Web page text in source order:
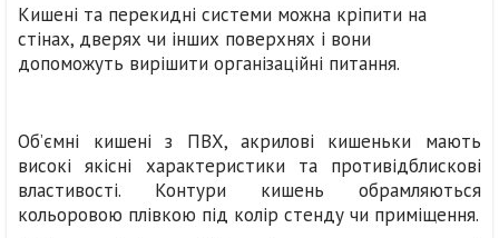
Кишені та перекидні системи можна кріпити на
стінах, дверях чи інших поверхнях і вони
допоможуть вирішити організаційні питання.
Об’ємні кишені з ПВХ, акрилові кишеньки мають
високі якісні характеристики та противідблискові
властивості. Контури кишень обрамляються
кольоровою плівкою під колір стенду чи приміщення.